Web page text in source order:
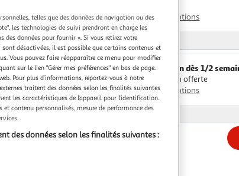
à
100
%
Partager
le
produit
Plus d'options
Vendu parMultishop
Livraison dès 1/2
Livraison offerte
Plus d'options
Vendu par
-22 %
telles que des données de navigation ou des
les technologies de suivi prendront en charge les
données pour fournir ». Si vous retirez votre
désactivées, il est possible que certains contenus et
Vous pouvez faire réapparaître ce menu pour modifier
sur le lien "Gérer mes préférences" en bas de page.
Pour plus d’informations, reportez-vous à notre
traitent des données selon les finalités suivantes
les caractéristiques de l’appareil pour l’identification.
contenu personnalisés, mesure de performance des
des données selon les finalités suivantes :